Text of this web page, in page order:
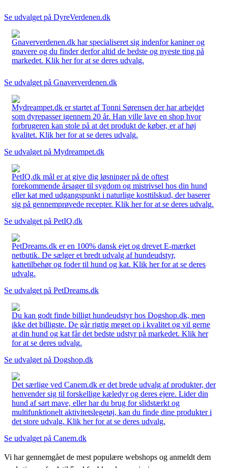
Se udvalget på DyreVerdenen.dk
Gnaververdenen.dk har specialiseret sig indenfor kaniner og
gnavere og du finder derfor altid de bedste og nyeste ting på
markedet. Klik her for at se deres udvalg.
Se udvalget på Gnaververdenen.dk
Mydreampet.dk er startet af Tonni Sørensen der har arbejdet
som dyrepasser igennem 20 år. Han ville lave en shop hvor
forbrugeren kan stole på at det produkt de køber, er af høj
kvalitet. Klik her for at se deres udvalg.
Se udvalget på Mydreampet.dk
PetIQ.dk mål er at give dig løsninger på de oftest
forekommende årsager til sygdom og mistrivsel hos din hund
eller kat med udgangspunkt i naturlige kosttilskud, der baserer
sig på gennemprøvede recepter. Klik her for at se deres udvalg.
Se udvalget på PetIQ.dk
PetDreams.dk er en 100% dansk ejet og drevet E-mærket
netbutik. De sælger et bredt udvalg af hundeudstyr,
kattetilbehør og foder til hund og kat. Klik her for at se deres
udvalg.
Se udvalget på PetDreams.dk
Du kan godt finde billigt hundeudstyr hos Dogshop.dk, men
ikke det billigste. De går rigtig meget op i kvalitet og vil gerne
at din hund og kat får det bedste udstyr på markedet. Klik her
for at se deres udvalg.
Se udvalget på Dogshop.dk
Det særlige ved Canem.dk er det brede udvalg af produkter, der
henvender sig til forskellige kæledyr og deres ejere. Lider din
hund af sart mave, eller har du brug for slidstærkt og
multifunktionelt aktivitetslegetøj, kan du finde dine produkter i
det store udvalg. Klik her for at se deres udvalg.
Se udvalget på Canem.dk
Vi har gennemgået de mest populære webshops og anmeldt dem